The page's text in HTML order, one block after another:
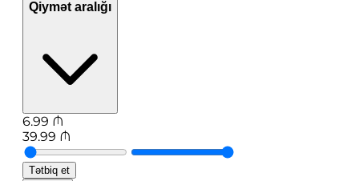
Qiymət aralığı
6.99 ₼
39.99 ₼
Tətbiq et